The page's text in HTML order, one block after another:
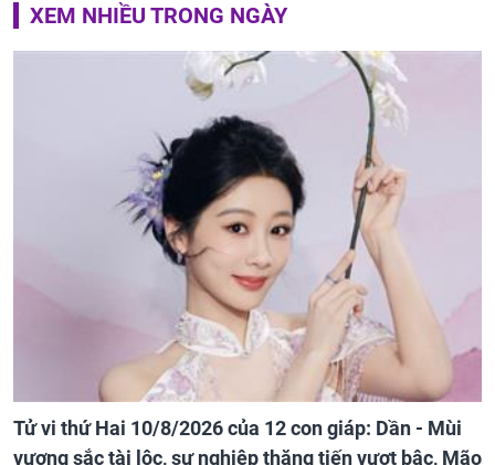
XEM NHIỀU TRONG NGÀY
Tử vi thứ Hai 10/8/2026 của 12 con giáp: Dần - Mùi
vượng sắc tài lộc, sự nghiệp thăng tiến vượt bậc, Mão